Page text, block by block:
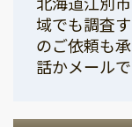
域でも調査
のご依頼も
話かメール